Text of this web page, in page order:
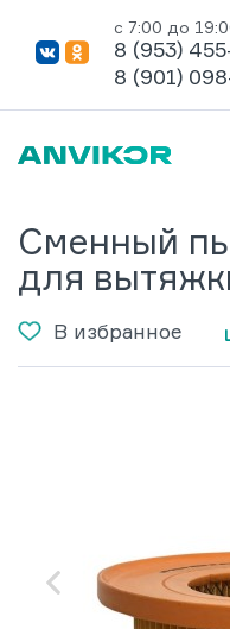
с 7:00 до
8 (953)
8 (901)
Сменный
для
В избранное